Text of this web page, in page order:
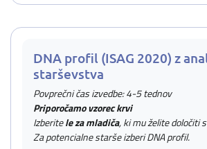
DNA profil (ISAG 2020) z
starševstva
Povprečni čas izvedbe: 4-5 tednov
Priporočamo vzorec krvi
Izberitele za mladiča, ki mu želite določiti
Za potencialne starše izberi DNA profil.